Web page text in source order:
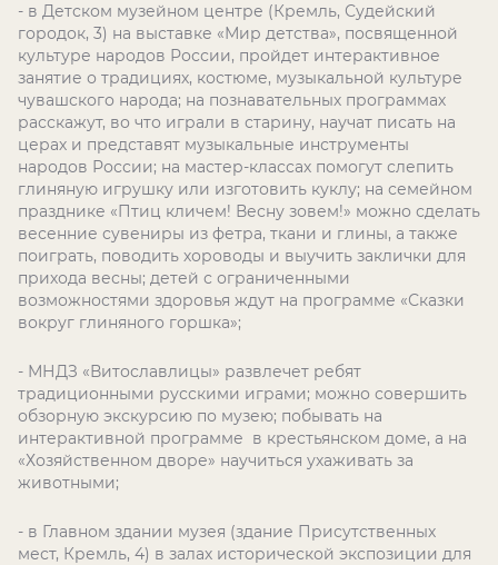
- в Детском музейном центре (Кремль, Судейский
городок, 3) на выставке «Мир детства», посвященной
культуре народов России, пройдет интерактивное
занятие о традициях, костюме, музыкальной культуре
чувашского народа; на познавательных программах
расскажут, во что играли в старину, научат писать на
церах и представят музыкальные инструменты
народов России; на мастер-классах помогут слепить
глиняную игрушку или изготовить куклу; на семейном
празднике «Птиц кличем! Весну зовем!» можно сделать
весенние сувениры из фетра, ткани и глины, а также
поиграть, поводить хороводы и выучить заклички для
прихода весны; детей с ограниченными
возможностями здоровья ждут на программе «Сказки
вокруг глиняного горшка»;
- МНДЗ «Витославлицы» развлечет ребят
традиционными русскими играми; можно совершить
обзорную экскурсию по музею; побывать на
интерактивной программе в крестьянском доме, а на
«Хозяйственном дворе» научиться ухаживать за
животными;
- в Главном здании музея (здание Присутственных
мест, Кремль, 4) в залах исторической экспозиции для